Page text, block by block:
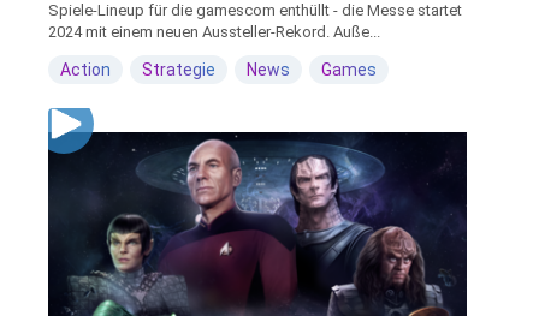
Spiele-Lineup für die gamescom enthüllt - die Messe startet
2024 mit einem neuen Aussteller-Rekord. Auße...
Action Strategie News Games